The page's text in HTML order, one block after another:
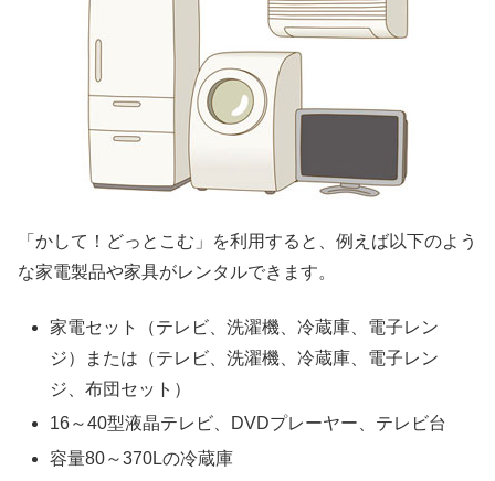
「かして！どっとこむ」を利用すると、例えば以下のよう
な家電製品や家具がレンタルできます。
家電セット（テレビ、洗濯機、冷蔵庫、電子レン
ジ）または（テレビ、洗濯機、冷蔵庫、電子レン
ジ、布団セット）
16～40型液晶テレビ、DVDプレーヤー、テレビ台
容量80～370Lの冷蔵庫